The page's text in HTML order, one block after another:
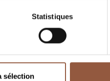
Statistiques
sélection